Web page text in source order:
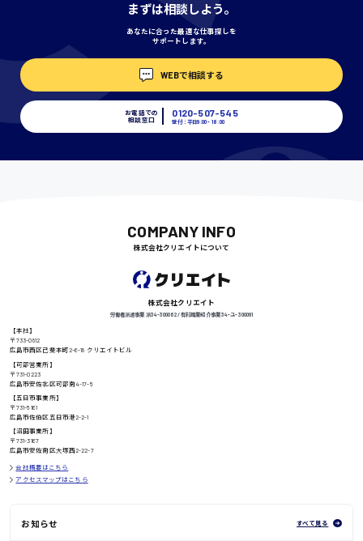
鳥取県
日給8000円〜
まずは相談しよう。
あなたに合った最適な仕事探しを
サポートします。
WEBで相談する
お電話での
相談窓口
0120-507-545
受付：平日9:00 - 18:00
COMPANY INFO
株式会社クリエイトについて
株式会社クリエイト
労働者派遣事業 派34-300062 / 有料職業紹介事業 34-ユ-300091
【本社】
〒733-0812
広島市西区己斐本町2-6-18 クリエイトビル
【可部営業所】
〒731-0223
広島市安佐北区可部南4-17-5
【五日市事業所】
〒731-5161
広島市佐伯区五日市港2-2-1
【沼田事業所】
〒731-3167
広島市安佐南区大塚西2-22-7
会社概要はこちら
アクセスマップはこちら
お知らせ すべて見る